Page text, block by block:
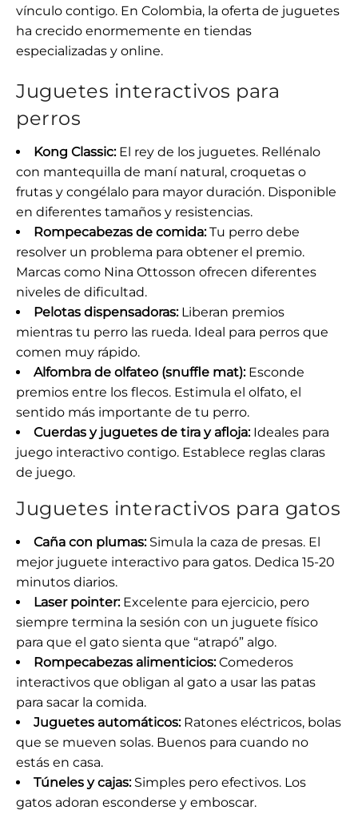
vínculo contigo. En Colombia, la oferta de juguetes
ha crecido enormemente en tiendas
especializadas y online.
Juguetes interactivos para
perros
Kong Classic:El rey de los juguetes. Rellénalo
con mantequilla de maní natural, croquetas o
frutas y congélalo para mayor duración. Disponible
en diferentes tamaños y resistencias.
Rompecabezas de comida:Tu perro debe
resolver un problema para obtener el premio.
Marcas como Nina Ottosson ofrecen diferentes
niveles de dificultad.
Pelotas dispensadoras:Liberan premios
mientras tu perro las rueda. Ideal para perros que
comen muy rápido.
Alfombra de olfateo (snuffle mat):Esconde
premios entre los flecos. Estimula el olfato, el
sentido más importante de tu perro.
Cuerdas y juguetes de tira y afloja:Ideales para
juego interactivo contigo. Establece reglas claras
de juego.
Juguetes interactivos para gatos
Caña con plumas:Simula la caza de presas. El
mejor juguete interactivo para gatos. Dedica 15-20
minutos diarios.
Laser pointer:Excelente para ejercicio, pero
siempre termina la sesión con un juguete físico
para que el gato sienta que “atrapó” algo.
Rompecabezas alimenticios:Comederos
interactivos que obligan al gato a usar las patas
para sacar la comida.
Juguetes automáticos:Ratones eléctricos, bolas
que se mueven solas. Buenos para cuando no
estás en casa.
Túneles y cajas:Simples pero efectivos. Los
gatos adoran esconderse y emboscar.